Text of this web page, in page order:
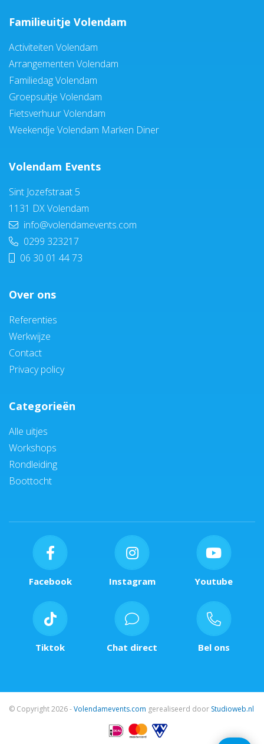
Familieuitje Volendam
Activiteiten Volendam
Arrangementen Volendam
Familiedag Volendam
Groepsuitje Volendam
Fietsverhuur Volendam
Weekendje Volendam Marken Diner
Volendam Events
Sint Jozefstraat 5
1131 DX Volendam
info@volendamevents.com
0299 323217
06 30 01 44 73
Over ons
Referenties
Werkwijze
Contact
Privacy policy
Categorieën
Alle uitjes
Workshops
Rondleiding
Boottocht
Facebook Instagram Youtube
Tiktok Chat direct Bel ons
© Copyright 2026 -Volendamevents.com gerealiseerd door Studioweb.nl